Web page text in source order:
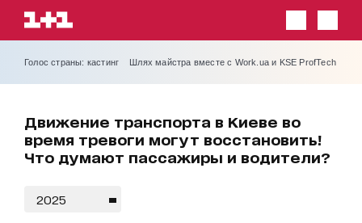
Голос страны: кастинг Шлях майстра вместе с Work.ua и KSE ProfTech
Движение транспорта в Киеве во
время тревоги могут восстановить!
Что думают пассажиры и водители?
2025